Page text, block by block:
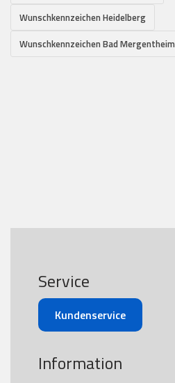
Wunschkennzeichen Heidelberg
Wunschkennzeichen Bad Mergentheim
Service
Kundenservice
Information